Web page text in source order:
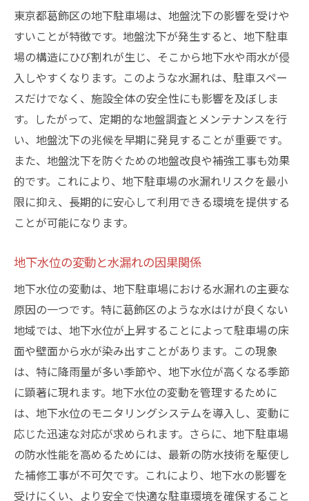
水漏れによる車両の損傷と安全性への影響
施設全体に及ぼす構造的ダメージの防止方
法
駐車場利用者への影響とその対策法
経済的損失を最小限に抑えるための保険活
用
水漏れが引き起こす二次的被害を抑える管
理法
長期的な視点で考える施設修繕の重要性
最新の防水技術を駆使した地下駐車場の水漏れ
ポリウレア噴霧技術の水漏れ防止効果
シート防水と塗膜防水の選び方と適用例
水膨張性材による新しい止水技術の紹介
防水施工の際に考慮すべきポイント
最新技術を活用した防水工事のプロセス
環境に優しい防水材の採用事例
葛飾区の事例から学ぶ地下駐車場の効果的な修
繕方法
成功事例から学ぶ水漏れ修繕の重要ポイン
ト
地域特性を考慮した修繕計画の立て方
東京都葛飾区の地下駐車場は、地盤沈下の影響を受けや
すいことが特徴です。地盤沈下が発生すると、地下駐車
場の構造にひび割れが生じ、そこから地下水や雨水が侵
入しやすくなります。このような水漏れは、駐車スペー
スだけでなく、施設全体の安全性にも影響を及ぼしま
す。したがって、定期的な地盤調査とメンテナンスを行
い、地盤沈下の兆候を早期に発見することが重要です。
また、地盤沈下を防ぐための地盤改良や補強工事も効果
的です。これにより、地下駐車場の水漏れリスクを最小
限に抑え、長期的に安心して利用できる環境を提供する
ことが可能になります。
地下水位の変動と水漏れの因果関係
地下水位の変動は、地下駐車場における水漏れの主要な
原因の一つです。特に葛飾区のような水はけが良くない
地域では、地下水位が上昇することによって駐車場の床
面や壁面から水が染み出すことがあります。この現象
は、特に降雨量が多い季節や、地下水位が高くなる季節
に顕著に現れます。地下水位の変動を管理するために
は、地下水位のモニタリングシステムを導入し、変動に
応じた迅速な対応が求められます。さらに、地下駐車場
の防水性能を高めるためには、最新の防水技術を駆使し
た補修工事が不可欠です。これにより、地下水の影響を
受けにくい、より安全で快適な駐車環境を確保すること